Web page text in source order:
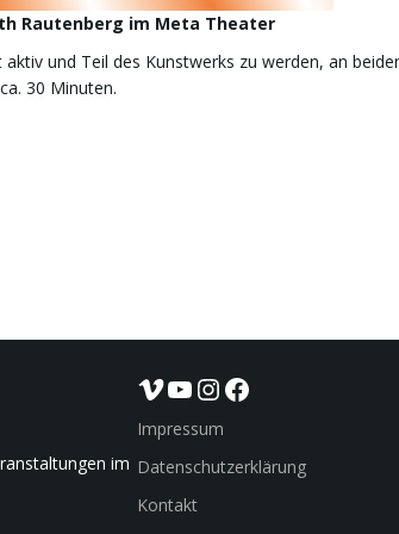
Rautenberg im Meta Theater
und Teil des Kunstwerks zu werden, an
30 Minuten.
im
Vimeo YouTube InstagramFacebook
Impressum
Datenschutzerklärung
Kontakt